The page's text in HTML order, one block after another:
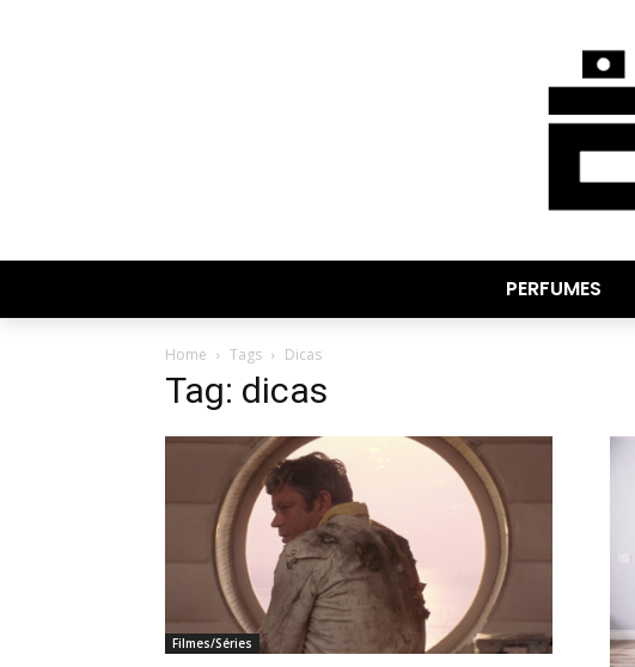
PERFUMES
Home Tags Dicas
Tag: dicas
Filmes/Séries